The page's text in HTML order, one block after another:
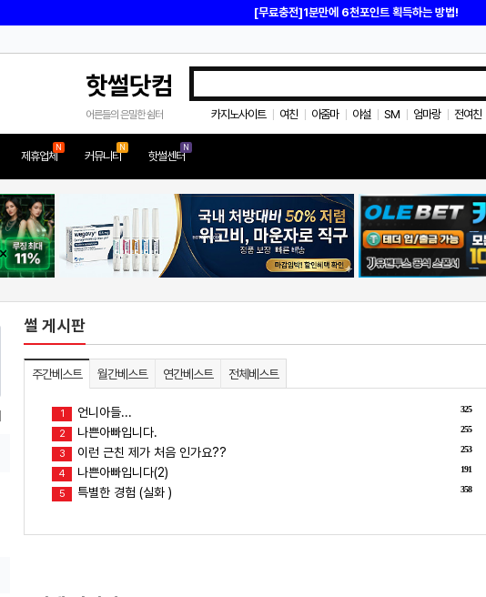
[무료충전]1분만에 6천포인트 획득하는 방법!
핫썰닷컴
어른들의 은밀한 쉼터 카지노사이트 여친 아줌마 야설 SM 엄마랑 전여친
제휴업체
N
커뮤니티
N
핫썰센터
N
썰 게시판
주간베스트 월간베스트 연간베스트 전체베스트
325
1 언니아들...
255
2 나쁜아빠입니다.
253
3 이런 근친 제가 처음 인가요??
191
4 나쁜아빠입니다(2)
358
5 특별한 경험 (실화 )